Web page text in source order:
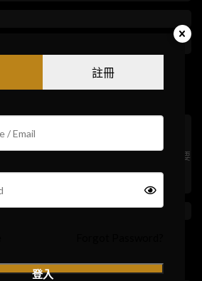
品後，我們接受Visa, Master, American
來日子將有更多方式開放給顧客，若需要
的客服進行訂購。
支付，可以有什麼方法?
註冊
登入